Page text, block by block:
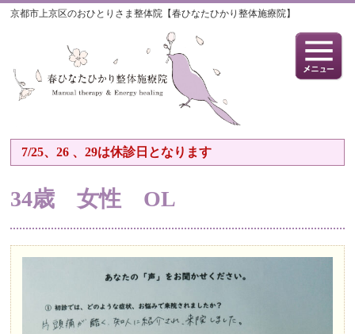
京都市上京区のおひとりさま整体院【春ひなたひかり整体施療院】
7/25、26 、29は休診日となります
34歳 女性 OL